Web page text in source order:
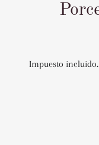
Impuesto